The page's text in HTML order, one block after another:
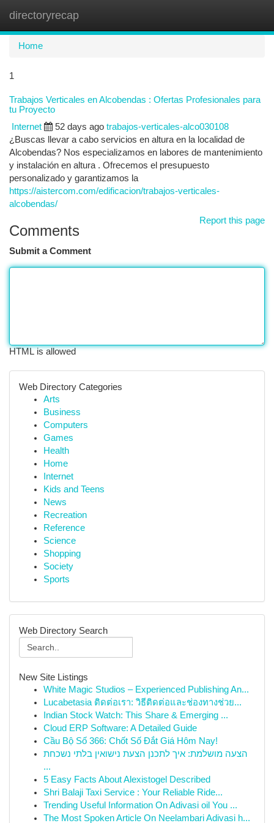
directoryrecap
Home
1
Trabajos Verticales en Alcobendas : Ofertas Profesionales para
tu Proyecto
Internet 52 days ago trabajos-verticales-alco030108
¿Buscas llevar a cabo servicios en altura en la localidad de
Alcobendas? Nos especializamos en labores de mantenimiento
y instalación en altura . Ofrecemos el presupuesto
personalizado y garantizamos la
https://aistercom.com/edificacion/trabajos-verticales-
alcobendas/
Report this page
Comments
Submit a Comment
HTML is allowed
Web Directory Categories
Arts
Business
Computers
Games
Health
Home
Internet
Kids and Teens
News
Recreation
Reference
Science
Shopping
Society
Sports
Web Directory Search
New Site Listings
White Magic Studios – Experienced Publishing An...
Lucabetasia ติดต่อเรา: วิธีติดต่อและช่องทางช่วย...
Indian Stock Watch: This Share & Emerging ...
Cloud ERP Software: A Detailed Guide
Cầu Bộ Số 366: Chốt Số Đắt Giá Hôm Nay!
הצעה מושלמת: איך לתכנן הצעת נישואין בלתי נשכחת
...
5 Easy Facts About Alexistogel Described
Shri Balaji Taxi Service : Your Reliable Ride...
Trending Useful Information On Adivasi oil You ...
The Most Spoken Article On Neelambari Adivasi h...